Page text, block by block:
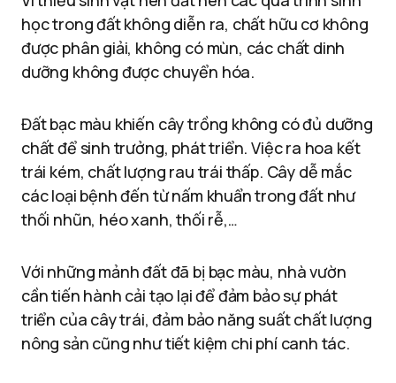
học trong đất không diễn ra, chất hữu cơ không
được phân giải, không có mùn, các chất dinh
dưỡng không được chuyển hóa.
Đất bạc màu khiến cây trồng không có đủ dưỡng
chất để sinh trưởng, phát triển. Việc ra hoa kết
trái kém, chất lượng rau trái thấp. Cây dễ mắc
các loại bệnh đến từ nấm khuẩn trong đất như
thối nhũn, héo xanh, thối rễ,…
Với những mảnh đất đã bị bạc màu, nhà vườn
cần tiến hành cải tạo lại để đảm bảo sự phát
triển của cây trái, đảm bảo năng suất chất lượng
nông sản cũng như tiết kiệm chi phí canh tác.